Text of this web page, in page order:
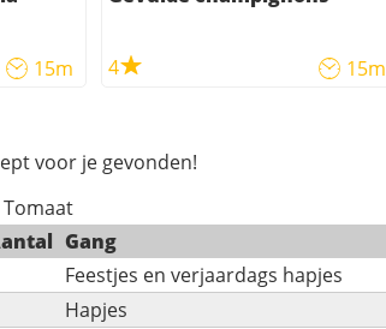
15m 4
15m
voor je gevonden!
Gang
Feestjes en verjaardags hapjes
Hapjes